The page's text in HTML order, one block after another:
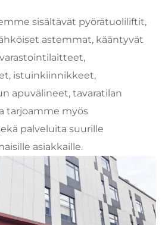
sisältävät pyörätuoliliftit,
astemmat, kääntyvät
istuinkiinnikkeet,
apuvälineet, tavaratilan
tarjoamme myös
palveluita suurille
asiakkaille.